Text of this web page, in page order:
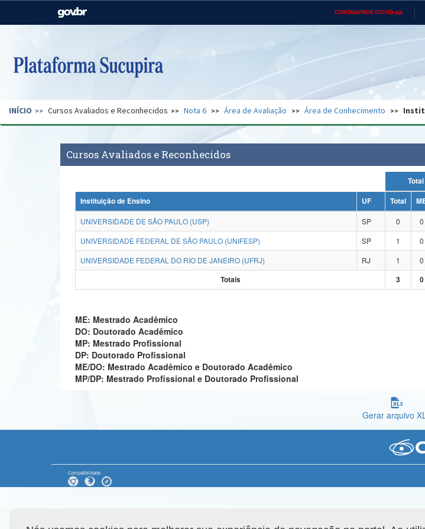
CORONAVÍRUS (COVID-19)
Casa Civil
Pecuária e Abastecimento
Ministério do Desenvolvimento
Regional
Secretaria de Governo Gabinete de Segurança Advocacia-Geral da União Banco
INÍCIO Cursos Avaliados e Reconhecidos Nota 6 Área de Avaliação Área de Conhecimento
Cursos Avaliados e Reconhecidos
Instituição de Ensino
UF Total
UNIVERSIDADE DE SÃO PAULO (USP)
SP 0 0
UNIVERSIDADE FEDERAL DE SÃO PAULO (UNIFESP)
SP 1 0
UNIVERSIDADE FEDERAL DO RIO DE JANEIRO (UFRJ)
RJ 1 0
Totais
3 0
ME: Mestrado Acadêmico
DO: Doutorado Acadêmico
MP: Mestrado Profissional
DP: Doutorado Profissional
ME/DO: Mestrado Acadêmico e Doutorado Acadêmico
MP/DP: Mestrado Profissional e Doutorado Profissional
Gerar arquivo
Compatibilidade